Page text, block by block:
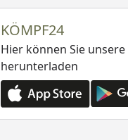
KÖMPF24
Hier können Sie unsere
herunterladen